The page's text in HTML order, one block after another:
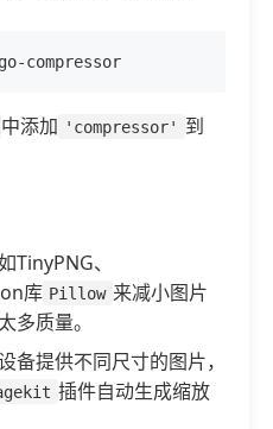
中添加 'compressor' 到
TinyPNG、
库 Pillow 来减小图片
多质量。
备提供不同尺寸的图片，
插件自动生成缩放